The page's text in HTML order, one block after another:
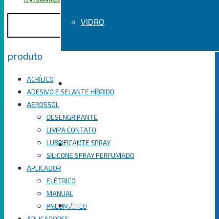
VIDRO
LOJA
PRODUTOS
produto
ACRÍLICO
ADESIVO E SELANTE HÍBRIDO
AEROSSOL
DESENGRIPANTE
LIMPA CONTATO
LUBRIFICANTE SPRAY
SILICONE SPRAY PERFUMADO
APLICADOR
ELÉTRICO
MANUAL
PNEUMÁTICO